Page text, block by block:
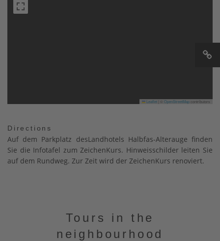
Leaflet OpenStreetMapcontributors
Directions
Auf dem Parkplatz desLandhotels Halbfas-Alterauge finden
Sie die Infotafel zum ZeichenKurs. Hinweisschilder leiten Sie
auf dem Rundweg. Zur Zeit wird der ZeichenKurs renoviert.
Tours in the
neighbourhood